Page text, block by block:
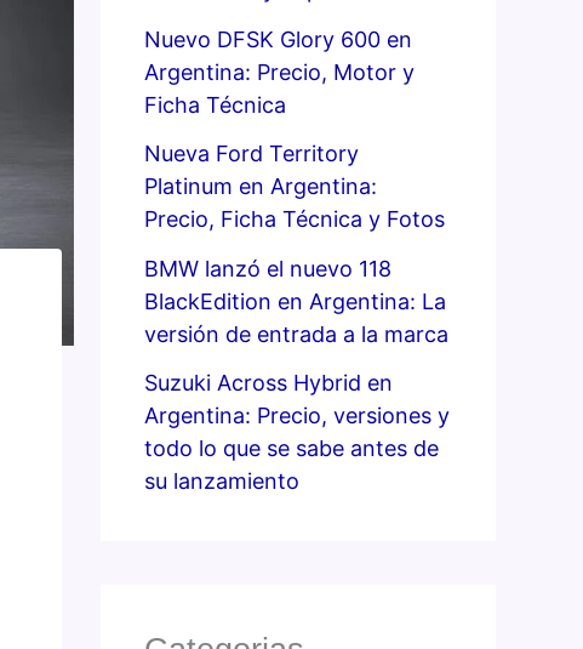
Nuevo DFSK Glory 600 en
Argentina: Precio, Motor y
Ficha Técnica
Nueva Ford Territory
Platinum en Argentina:
Precio, Ficha Técnica y Fotos
BMW lanzó el nuevo 118
BlackEdition en Argentina: La
versión de entrada a la marca
Suzuki Across Hybrid en
Argentina: Precio, versiones y
todo lo que se sabe antes de
su lanzamiento